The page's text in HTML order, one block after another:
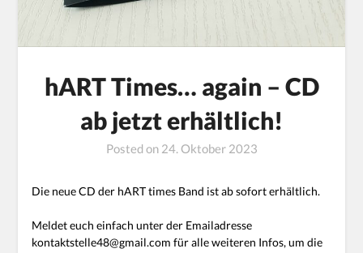
hART Times… again – CD
ab jetzt erhältlich!
Posted on 24. Oktober 2023
Die neue CD der hART times Band ist ab sofort erhältlich.
Meldet euch einfach unter der Emailadresse
kontaktstelle48@gmail.com für alle weiteren Infos, um die